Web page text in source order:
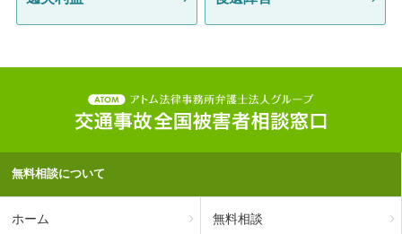
無料相談について
ホーム 無料相談